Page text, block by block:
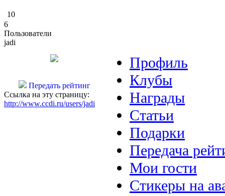
10
6
Пользователи
jadi
Передать рейтинг
Ссылка на эту страницу:
http://www.ccdi.ru/users/jadi
Профиль
Клубы
Награды
Статьи
Подарки
Передача
Мои гости
Стикеры на